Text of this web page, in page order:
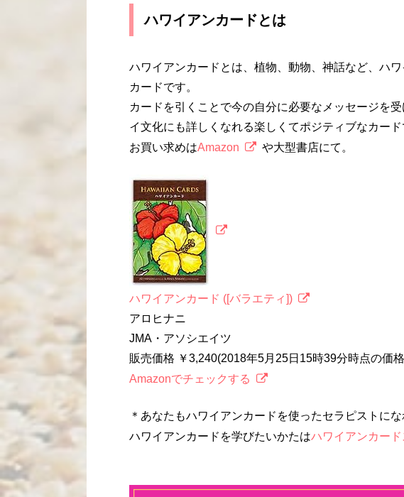
ハワイアンカードとは
ハワイアンカードとは、植物、動物、神話など、ハ
カードです。
カードを引くことで今の自分に必要なメッセージを
イ文化にも詳しくなれる楽しくてポジティブなカード
お買い求めはAmazon や大型書店にて。
ハワイアンカード ([バラエティ])
アロヒナニ
JMA・アソシエイツ
販売価格 ￥3,240(2018年5月25日15時39分時点の価
Amazonでチェックする
＊あなたもハワイアンカードを使ったセラピストに
ハワイアンカードを学びたいかたはハワイアンカー